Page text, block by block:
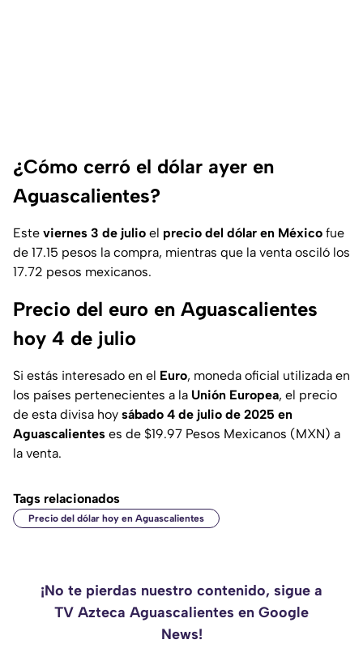
¿Cómo cerró el dólar ayer en
Aguascalientes?
Este viernes 3 de julio el precio del dólar en México fue
de 17.15 pesos la compra, mientras que la venta osciló los
17.72 pesos mexicanos.
Precio del euro en Aguascalientes
hoy 4 de julio
Si estás interesado en el Euro, moneda oficial utilizada en
los países pertenecientes a la Unión Europea, el precio
de esta divisa hoy sábado 4 de julio de 2025 en
Aguascalientes es de $19.97 Pesos Mexicanos (MXN) a
la venta.
Tags relacionados
Precio del dólar hoy en Aguascalientes
¡No te pierdas nuestro contenido, sigue a
TV Azteca Aguascalientes en Google
News!